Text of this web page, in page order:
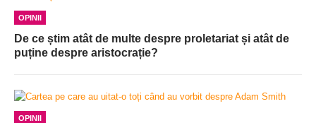
OPINII
De ce știm atât de multe despre proletariat și atât de
puține despre aristocrație?
OPINII